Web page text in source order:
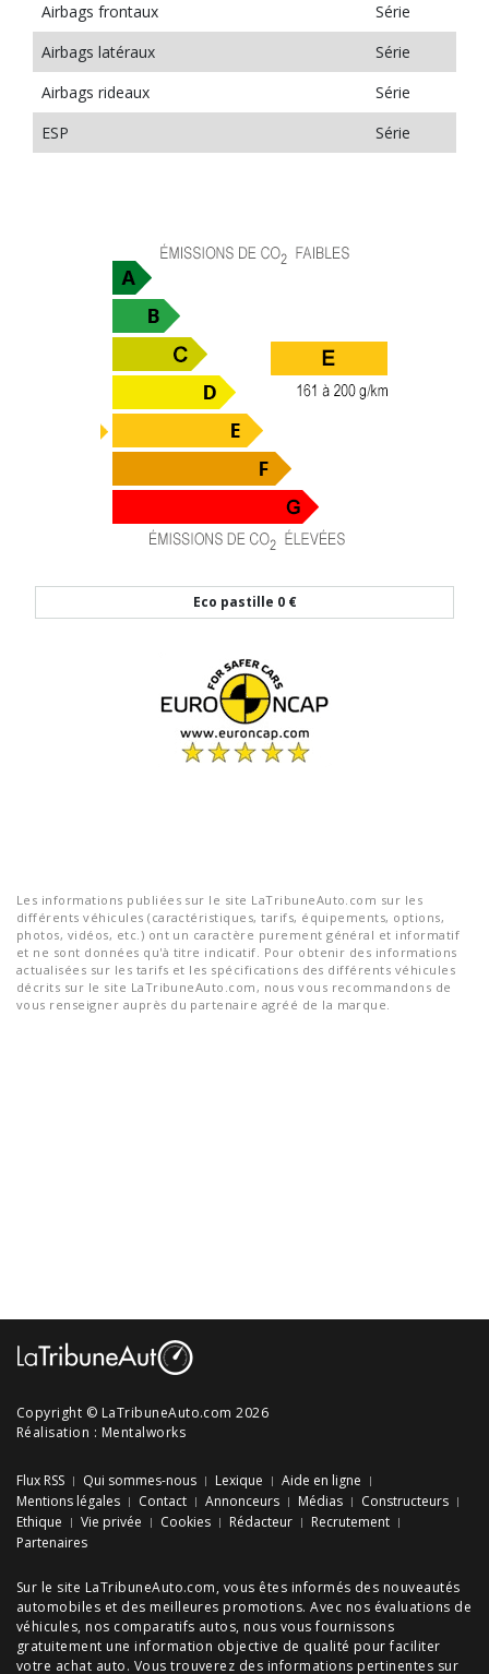
Airbags frontaux
Série
Airbags latéraux
Série
Airbags rideaux
Série
ESP
Série
Eco pastille 0 €
Les informations publiées sur le site LaTribuneAuto.com sur les
différents véhicules (caractéristiques, tarifs, équipements, options,
photos, vidéos, etc.) ont un caractère purement général et informatif
et ne sont données qu'à titre indicatif. Pour obtenir des informations
actualisées sur les tarifs et les spécifications des différents véhicules
décrits sur le site LaTribuneAuto.com, nous vous recommandons de
vous renseigner auprès du partenaire agréé de la marque.
Copyright © LaTribuneAuto.com 2026
Réalisation : Mentalworks
Flux RSS Qui sommes-nous Lexique
Aide en ligne
Mentions légales
Contact Annonceurs Médias
Constructeurs
Ethique
Vie privée Cookies Rédacteur
Recrutement
Partenaires
Sur le site LaTribuneAuto.com, vous êtes informés des nouveautés
automobiles et des meilleures promotions. Avec nos évaluations de
véhicules, nos comparatifs autos, nous vous fournissons
gratuitement une information objective de qualité pour faciliter
votre achat auto. Vous trouverez des informations pertinentes sur